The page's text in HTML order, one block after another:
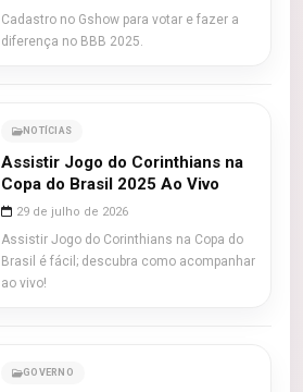
Cadastro no Gshow para votar e fazer a
diferença no BBB 2025.
NOTÍCIAS
Assistir Jogo do Corinthians na
Copa do Brasil 2025 Ao Vivo
29 de julho de 2026
Assistir Jogo do Corinthians na Copa do
Brasil é fácil; descubra como acompanhar
ao vivo!
GOVERNO